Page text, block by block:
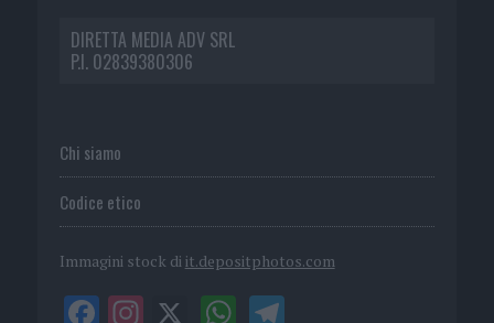
DIRETTA MEDIA ADV SRL
P.I. 02839380306
Chi siamo
Codice etico
Immagini stock di it.depositphotos.com